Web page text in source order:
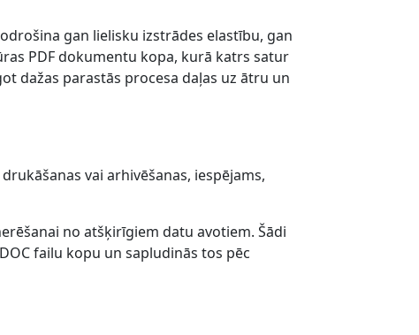
gan lielisku izstrādes elastību, gan
PDF dokumentu kopa, kurā katrs satur
dažas parastās procesa daļas uz ātru un
vai arhivēšanas, iespējams,
no atšķirīgiem datu avotiem. Šādi
failu kopu un sapludinās tos pēc